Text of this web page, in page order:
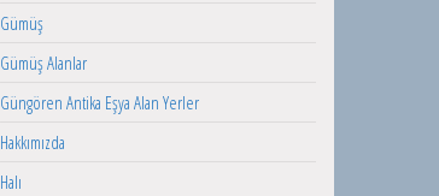
Gümüş
Gümüş Alanlar
Güngören Antika Eşya Alan Yerler
Hakkımızda
Halı